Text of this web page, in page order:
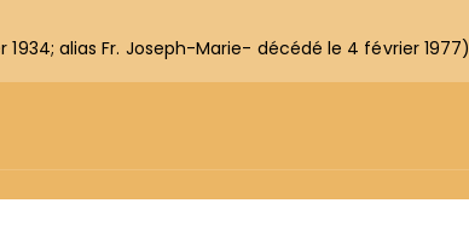
1934; alias Fr. Joseph-Marie- décédé le 4 février 1977)